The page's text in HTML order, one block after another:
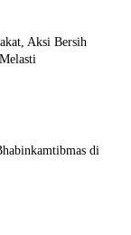
Aksi Bersih
di